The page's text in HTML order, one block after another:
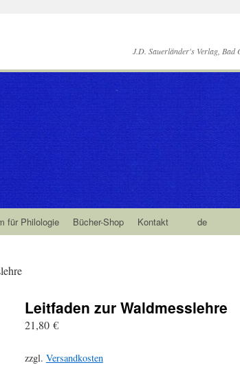
J.D. Sauerländer's Verlag, Bad
für Philologie Bücher-Shop Kontakt de
Leitfaden zur Waldmesslehre
21,80 €
zzgl. Versandkosten